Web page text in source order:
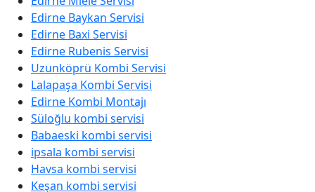
Edirne Baykan Servisi
Edirne Baxi Servisi
Edirne Rubenis Servisi
Uzunköprü Kombi Servisi
Lalapaşa Kombi Servisi
Edirne Kombi Montajı
Süloğlu kombi servisi
Babaeski kombi servisi
ipsala kombi servisi
Havsa kombi servisi
Keşan kombi servisi